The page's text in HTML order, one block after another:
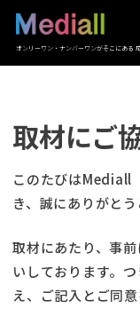
オンリーワン・ナンバーワンがそこにある
取材にご
このたびはMediall
き、誠にありがとう
取材にあたり、事
いしております。
え、ご記入とご同